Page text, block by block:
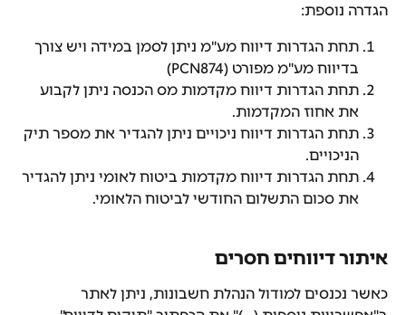
הגדרה נוספת:
תחת הגדרות דיווח מע"מ ניתן לסמן במידה ויש צורך
בדיווח מע"מ מפורט (PCN874)
תחת הגדרות דיווח מקדמות מס הכנסה ניתן לקבוע
את אחוז המקדמות.
תחת הגדרות דיווח ניכויים ניתן להגדיר את מספר תיק
הניכויים.
תחת הגדרות דיווח מקדמות ביטוח לאומי ניתן להגדיר
את סכום התשלום החודשי לביטוח הלאומי.
איתור דיווחים חסרים
כאשר נכנסים למודול הנהלת חשבונות, ניתן לאתר